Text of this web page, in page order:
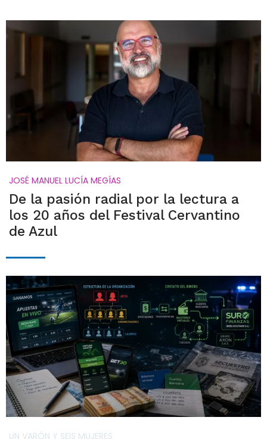
JOSÉ MANUEL LUCÍA MEGÍAS
De la pasión radial por la lectura a
los 20 años del Festival Cervantino
de Azul
UN VARÓN Y SEIS MUJERES